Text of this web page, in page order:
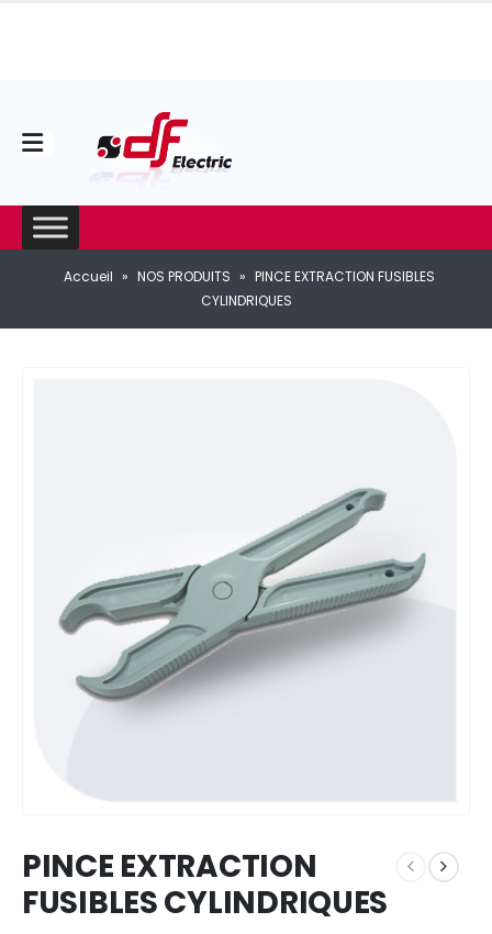
Accueil » NOS PRODUITS » PINCE EXTRACTION FUSIBLES
CYLINDRIQUES
PINCE EXTRACTION
FUSIBLES CYLINDRIQUES